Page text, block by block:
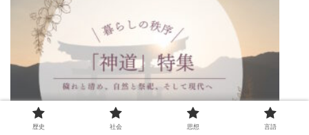
日本の伝統宗教「神道」特集 ― 暮らしの秩
歴史 社会 思想 言語